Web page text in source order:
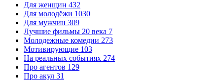
Для женщин 432
Для молодёжи 1030
Для мужчин 309
Лучшие фильмы 20 века 7
Молодежные комедии 273
Мотивирующие 103
На реальных событиях 274
Про агентов 129
Про акул 31